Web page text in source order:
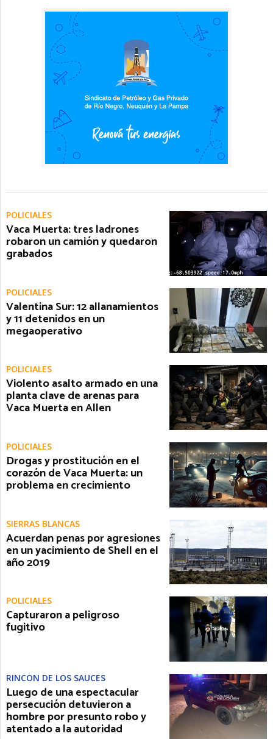
POLICIALES
Vaca Muerta: tres ladrones
robaron un camión y quedaron
grabados
POLICIALES
Valentina Sur: 12 allanamientos
y 11 detenidos en un
megaoperativo
POLICIALES
Violento asalto armado en una
planta clave de arenas para
Vaca Muerta en Allen
POLICIALES
Drogas y prostitución en el
corazón de Vaca Muerta: un
problema en crecimiento
SIERRAS BLANCAS
Acuerdan penas por agresiones
en un yacimiento de Shell en el
año 2019
POLICIALES
Capturaron a peligroso
fugitivo
RINCÓN DE LOS SAUCES
Luego de una espectacular
persecución detuvieron a
hombre por presunto robo y
atentado a la autoridad